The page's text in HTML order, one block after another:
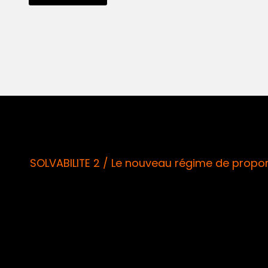
SOLVABILITE 2 / Le nouveau régime de